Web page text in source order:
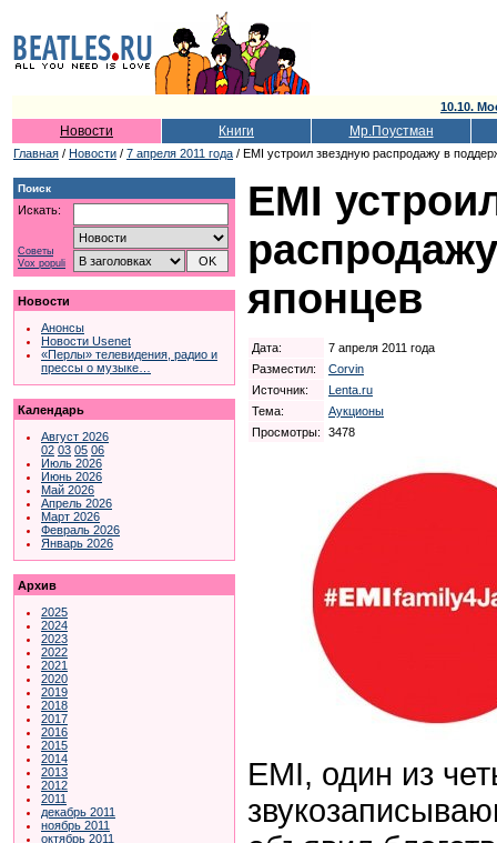
10.10.
Новости Книги Мр.Поустман
Главная / Новости / 7 апреля 2011 года / EMI устроил звездную распродажу в
Поиск
Искать:
Советы
Vox populi
Новости
Анонсы
Новости Usenet
«Перлы» телевидения, радио и
прессы о музыке…
Календарь
Август 2026
02 03 05 06
Июль 2026
Июнь 2026
Май 2026
Апрель 2026
Март 2026
Февраль 2026
Январь 2026
Архив
2025
2024
2023
2022
2021
2020
2019
2018
2017
2016
2015
2014
2013
2012
2011
декабрь 2011
ноябрь 2011
октябрь 2011
EMI
японцев
Дата:
7 апреля 2011 года
Разместил:
Corvin
Источник:
Lenta.ru
Тема:
Аукционы
Просмотры:
3478
EMI, один из